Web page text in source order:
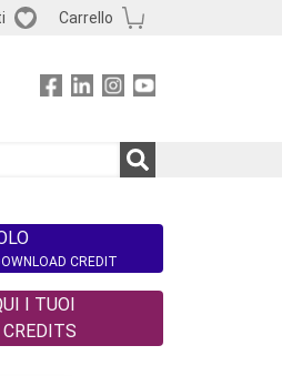
Carrello
CREDIT
I TUOI